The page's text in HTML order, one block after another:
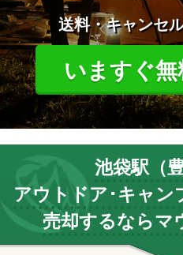
送料・キャンセ
いますぐ
池袋駅（
アウトドア･キャン
売却するならマ